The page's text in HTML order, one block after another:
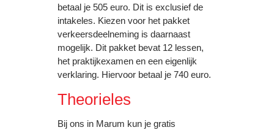
betaal je 505 euro. Dit is exclusief de
intakeles. Kiezen voor het pakket
verkeersdeelneming is daarnaast
mogelijk. Dit pakket bevat 12 lessen,
het praktijkexamen en een eigenlijk
verklaring. Hiervoor betaal je 740 euro.
Theorieles
Bij ons in Marum kun je gratis